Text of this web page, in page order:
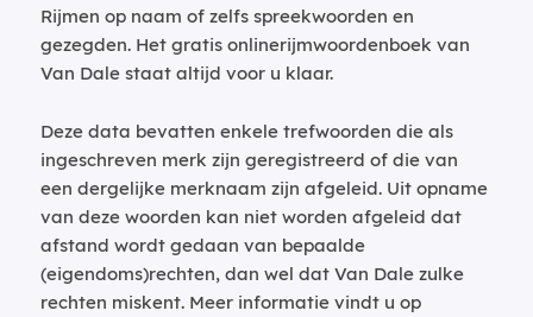
Rijmen op naam of zelfs spreekwoorden en
gezegden. Het gratis onlinerijmwoordenboek van
Van Dale staat altijd voor u klaar.
Deze data bevatten enkele trefwoorden die als
ingeschreven merk zijn geregistreerd of die van
een dergelijke merknaam zijn afgeleid. Uit opname
van deze woorden kan niet worden afgeleid dat
afstand wordt gedaan van bepaalde
(eigendoms)rechten, dan wel dat Van Dale zulke
rechten miskent. Meer informatie vindt u op